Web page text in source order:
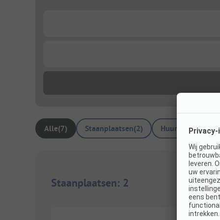
Alle(7) Staanplaatsen(2)
Staanplaatsen: 2 1/4